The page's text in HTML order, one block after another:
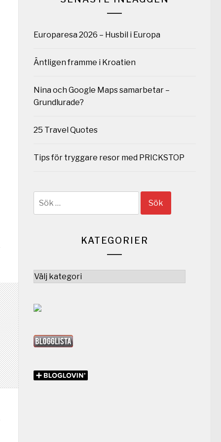
Europaresa 2026 – Husbil i Europa
Äntligen framme i Kroatien
Nina och Google Maps samarbetar –
Grundlurade?
25 Travel Quotes
Tips för tryggare resor med PRICKSTOP
KATEGORIER
Kategorier